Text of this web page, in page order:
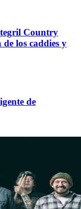
Country
los caddies y
de